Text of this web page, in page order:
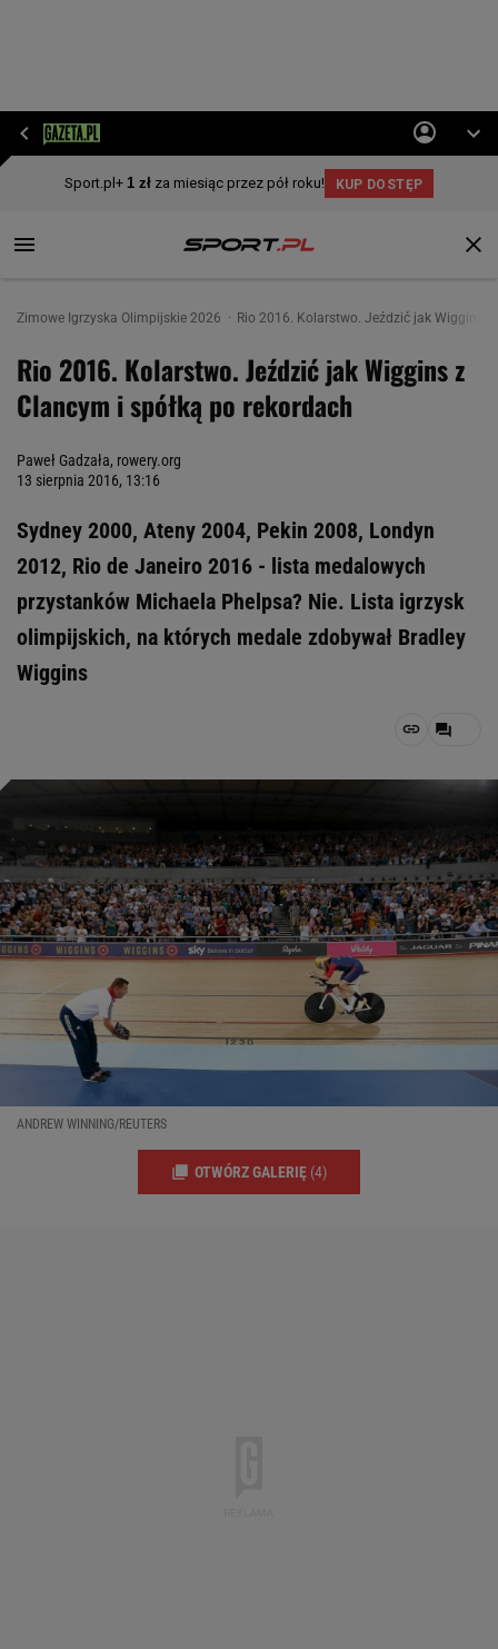
Zimowe Igrzyska Olimpijskie 2026 Rio 2016. Kolarstwo. Jeździć jak Wiggins
Rio 2016. Kolarstwo. Jeździć jak Wiggins z
Clancym i spółką po rekordach
Paweł Gadzała, rowery.org
13 sierpnia 2016, 13:16
Sydney 2000, Ateny 2004, Pekin 2008, Londyn
2012, Rio de Janeiro 2016 - lista medalowych
przystanków Michaela Phelpsa? Nie. Lista igrzysk
olimpijskich, na których medale zdobywał Bradley
Wiggins
ANDREW WINNING/REUTERS
OTWÓRZ GALERIĘ (4)